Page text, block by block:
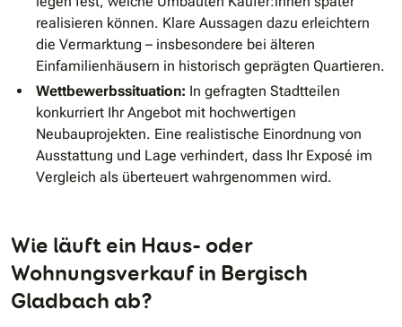
realisieren können. Klare Aussagen dazu erleichtern
die Vermarktung – insbesondere bei älteren
Einfamilienhäusern in historisch geprägten Quartieren.
Wettbewerbssituation: In gefragten Stadtteilen
konkurriert Ihr Angebot mit hochwertigen
Neubauprojekten. Eine realistische Einordnung von
Ausstattung und Lage verhindert, dass Ihr Exposé im
Vergleich als überteuert wahrgenommen wird.
Wie läuft ein Haus- oder
Wohnungsverkauf in Bergisch
Gladbach ab?